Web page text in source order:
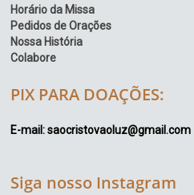
Horário da Missa
Pedidos de Orações
Nossa História
Colabore
PIX PARA DOAÇÕES:
E-mail: saocristovaoluz@gmail.com
Siga nosso Instagram